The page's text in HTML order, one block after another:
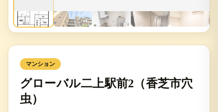
マンション
グローバル二上駅前2（香芝市穴
虫）